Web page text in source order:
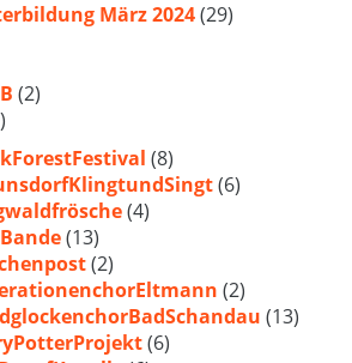
März 2024(29)
(2)
(8)
(6)
(4)
(13)
(2)
(2)
(13)
(6)